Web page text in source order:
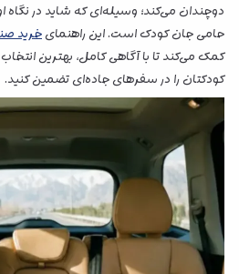
دوچندان می‌کند؛ وسیله‌ای که شاید در نگاه
حامی جان کودک است. این راهنمایخرید
کمک می‌کند تا با آگاهی کامل، بهترین
کودکتان را در سفرهای جاده‌ای تضمین کنید.